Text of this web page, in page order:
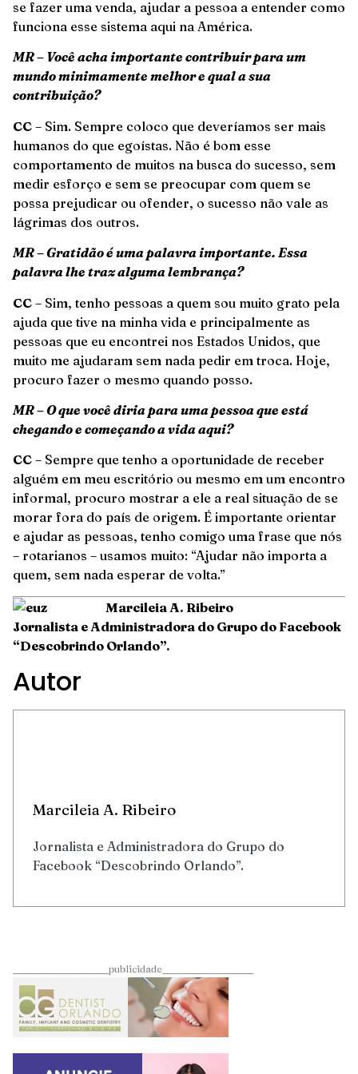
se fazer uma venda, ajudar a pessoa a entender como
funciona esse sistema aqui na América.
MR – Você acha importante contribuir para um
mundo minimamente melhor e qual a sua
contribuição?
CC – Sim. Sempre coloco que deveríamos ser mais
humanos do que egoístas. Não é bom esse
comportamento de muitos na busca do sucesso, sem
medir esforço e sem se preocupar com quem se
possa prejudicar ou ofender, o sucesso não vale as
lágrimas dos outros.
MR – Gratidão é uma palavra importante. Essa
palavra lhe traz alguma lembrança?
CC – Sim, tenho pessoas a quem sou muito grato pela
ajuda que tive na minha vida e principalmente as
pessoas que eu encontrei nos Estados Unidos, que
muito me ajudaram sem nada pedir em troca. Hoje,
procuro fazer o mesmo quando posso.
MR – O que você diria para uma pessoa que está
chegando e começando a vida aqui?
CC – Sempre que tenho a oportunidade de receber
alguém em meu escritório ou mesmo em um encontro
informal, procuro mostrar a ele a real situação de se
morar fora do país de origem. É importante orientar
e ajudar as pessoas, tenho comigo uma frase que nós
– rotarianos – usamos muito: “Ajudar não importa a
quem, sem nada esperar de volta.”
Marcileia A. Ribeiro
Jornalista e Administradora do Grupo do Facebook
“Descobrindo Orlando”.
Autor
Marcileia A. Ribeiro
Jornalista e Administradora do Grupo do
Facebook “Descobrindo Orlando”.
____________________publicidade___________________